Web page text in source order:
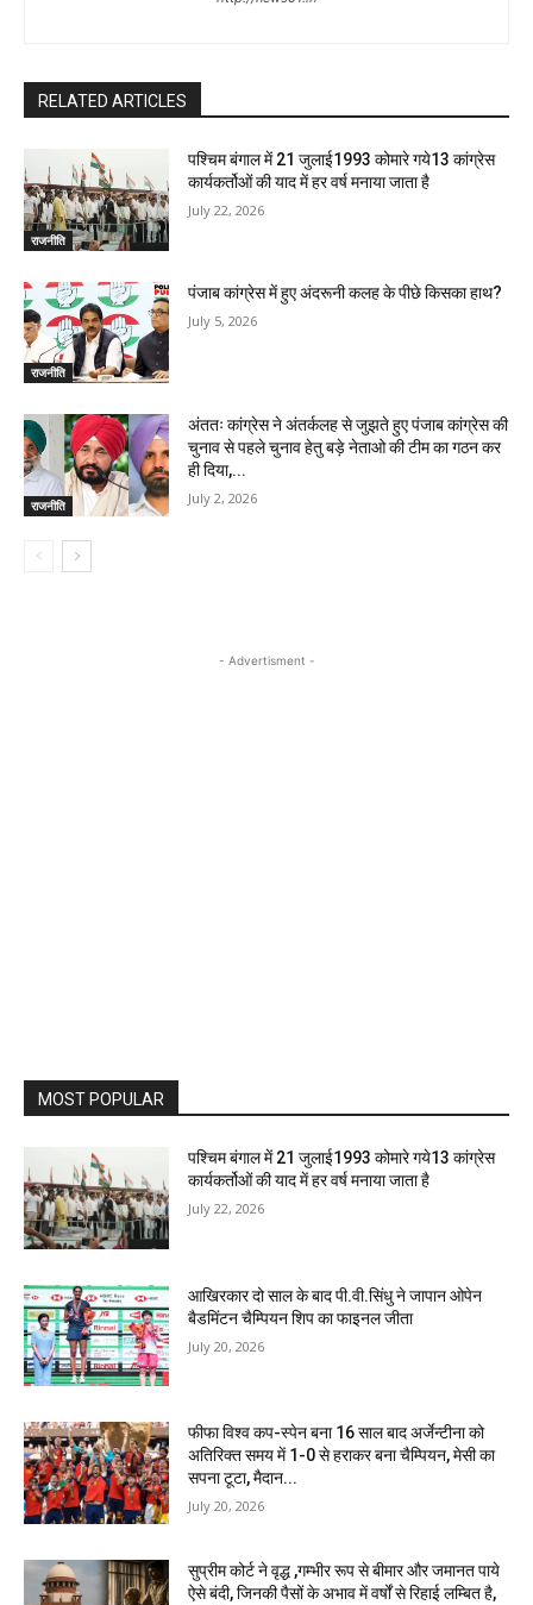
RELATED ARTICLES
राजनीति
पश्चिम बंगाल में 21 जुलाई1993 कोमारे गये13 कांग्रेस
कार्यकर्तोओं की याद में हर वर्ष मनाया जाता है
July 22, 2026
राजनीति
पंजाब कांग्रेस में हुए अंदरूनी कलह के पीछे किसका हाथ?
July 5, 2026
राजनीति
अंततः कांग्रेस ने अंतर्कलह से जुझते हुए पंजाब कांग्रेस की
चुनाव से पहले चुनाव हेतु बड़े नेताओ की टीम का गठन कर
ही दिया,...
July 2, 2026
- Advertisment -
MOST POPULAR
पश्चिम बंगाल में 21 जुलाई1993 कोमारे गये13 कांग्रेस
कार्यकर्तोओं की याद में हर वर्ष मनाया जाता है
July 22, 2026
आखिरकार दो साल के बाद पी.वी.सिंधु ने जापान ओपेन
बैडमिंटन चैम्पियन शिप का फाइनल जीता
July 20, 2026
फीफा विश्व कप-स्पेन बना 16 साल बाद अर्जेन्टीना को
अतिरिक्त समय में 1-0 से हराकर बना चैम्पियन, मेसी का
सपना टूटा, मैदान...
July 20, 2026
सुप्रीम कोर्ट ने वृद्ध ,गम्भीर रूप से बीमार और जमानत पाये
ऐसे बंदी, जिनकी पैसों के अभाव में वर्षों से रिहाई लम्बित है,